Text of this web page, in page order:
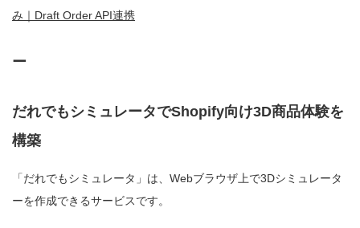
み｜Draft Order API連携
ー
だれでもシミュレータでShopify向け3D商品体験を
構築
「だれでもシミュレータ」は、Webブラウザ上で3Dシミュレータ
ーを作成できるサービスです。